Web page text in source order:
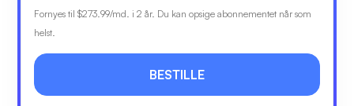
Fornyes til $273.99/md. i 2 år. Du kan opsige abonnementet når som
helst.
BESTILLE